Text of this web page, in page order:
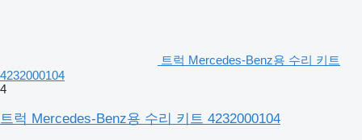
트럭 Mercedes-Benz용 수리 키트
4232000104
4
트럭 Mercedes-Benz용 수리 키트 4232000104